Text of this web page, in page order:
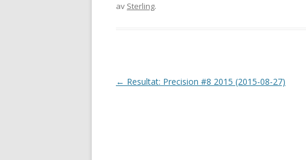
av Sterling.
I← Resultat: Precision #8 2015 (2015-08-27)